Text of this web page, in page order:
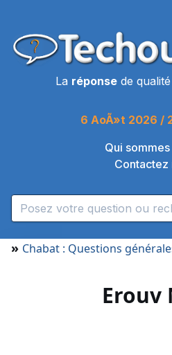
La réponsede
6 AoÃ»t 2026 /
Qui sommes
Contactez
» Chabat : Questions
Erouv